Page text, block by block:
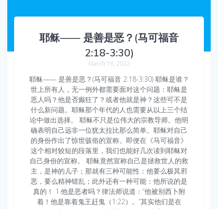
耶稣—— 是善是恶？(马可福音
2:18-3:30)
March 16, 2022
耶稣—— 是善是恶？(马可福音 2:18-3:30) 耶稣是谁？
世上所有人，无一例外都需要面对这个问题：耶稣是
恶人吗？他是否癫狂了？或者他就是神？这些可不是
什么新问题。耶稣那个年代的人也需要从以上三个结
论中做出选择。 耶稣不只是位伟大的宗教导师。他明
确表明自己远非一位犹太拉比那么简单。耶稣对自己
的身份作出了惊世骇俗的宣称。即便在《马可福音》
这个相对较短的段落里，我们也能好几次读到耶稣对
自己身份的宣称。 耶稣竟然宣称自己是拯救世人的救
主，是神的儿子；那就有三种可能性：他要么极其邪
恶，要么精神错乱；此外还有一种可能：他所说的是
真的！ 1.他是恶者吗？律法师说道：“他被别西卜附
着！他是靠着鬼王赶鬼（1:22）。”其实他们是在